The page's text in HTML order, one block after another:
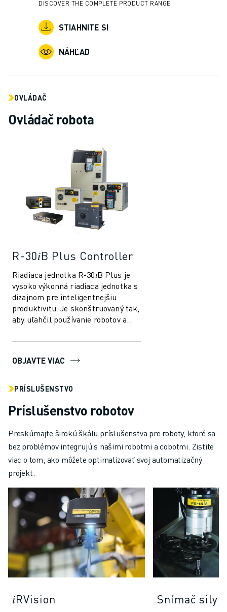
DISCOVER THE COMPLETE PRODUCT RANGE
STIAHNITE SI
NÁHĽAD
OVLÁDAČ
Ovládač robota
R-30𝑖B Plus Controller
Riadiaca jednotka R-30𝑖B Plus je
vysoko výkonná riadiaca jednotka s
dizajnom pre inteligentnejšiu
produktivitu. Je skonštruovaný tak,
aby uľahčil používanie robotov a
OBJAVTE VIAC
PRÍSLUŠENSTVO
Príslušenstvo robotov
Preskúmajte širokú škálu príslušenstva pre roboty, ktoré sa
bez problémov integrujú s našimi robotmi a cobotmi. Zistite
viac o tom, ako môžete optimalizovať svoj automatizačný
projekt.
𝑖RVision Snímač sily